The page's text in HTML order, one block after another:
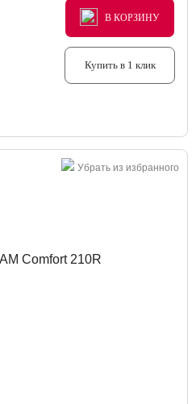
В КОРЗИНУ
В КОРЗИНУ
В КОРЗИНУ
Купить в 1 клик
Убрать из избранного